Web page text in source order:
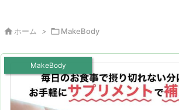
 ホーム > MakeBody
MakeBody